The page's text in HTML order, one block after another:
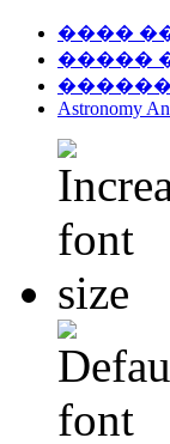
����
�����
Astronomy